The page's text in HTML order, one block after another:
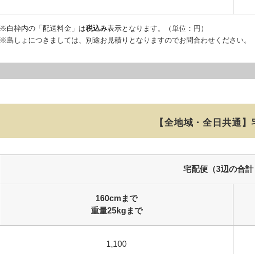
※白枠内の「配送料金」は税込み表示となります。（単位：円）
※島しょにつきましては、別途お見積りとなりますのでお問合わせください。
【全地域・全日共通】
宅配便（3辺の合計
160cmまで
重量25kgまで
1,100